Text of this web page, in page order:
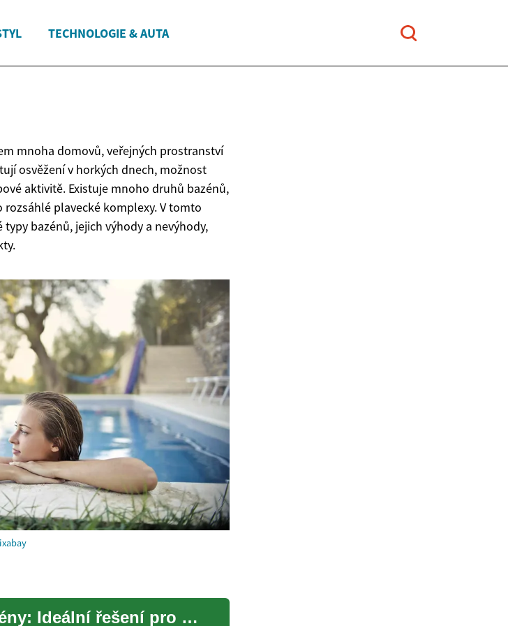
TECHNOLOGIE & AUTA
mnoha domovů, veřejných prostranství
osvěžení v horkých dnech, možnost
aktivitě. Existuje mnoho druhů bazénů,
plavecké komplexy. V tomto
bazénů, jejich výhody a nevýhody,
Nafukovací bazény: Ideální řešení pro letní osvěžení